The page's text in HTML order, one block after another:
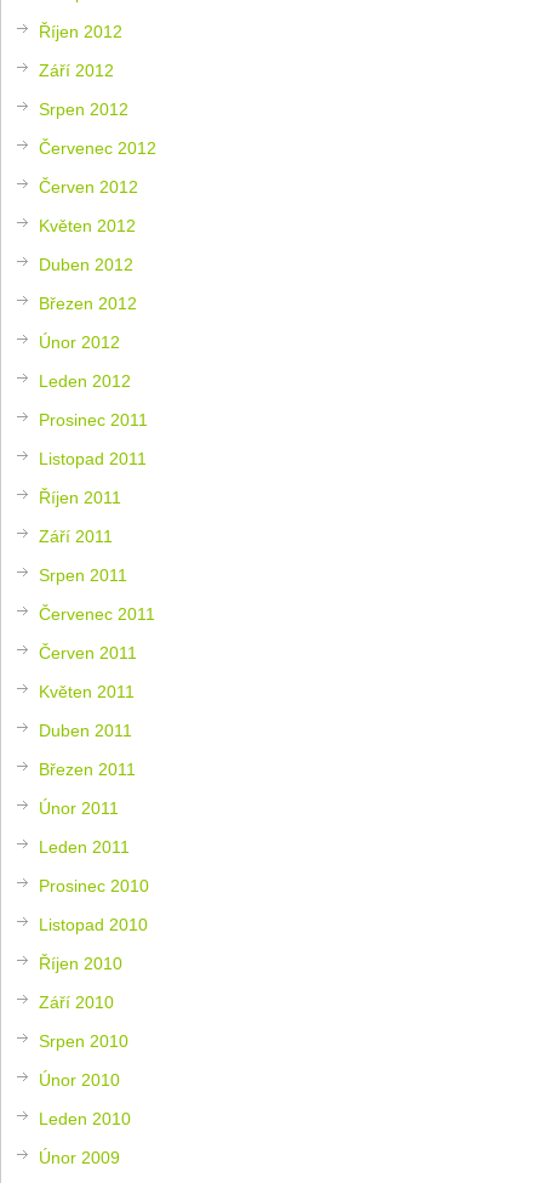
Říjen 2012
Září 2012
Srpen 2012
Červenec 2012
Červen 2012
Květen 2012
Duben 2012
Březen 2012
Únor 2012
Leden 2012
Prosinec 2011
Listopad 2011
Říjen 2011
Září 2011
Srpen 2011
Červenec 2011
Červen 2011
Květen 2011
Duben 2011
Březen 2011
Únor 2011
Leden 2011
Prosinec 2010
Listopad 2010
Říjen 2010
Září 2010
Srpen 2010
Únor 2010
Leden 2010
Únor 2009